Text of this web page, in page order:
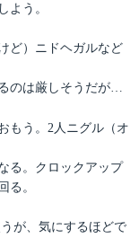
よう。
ど）ニドヘガルなど
のは厳しそうだが…
もう。2人ニグル（オ
る。クロックアップ
る。
が、気にするほどで